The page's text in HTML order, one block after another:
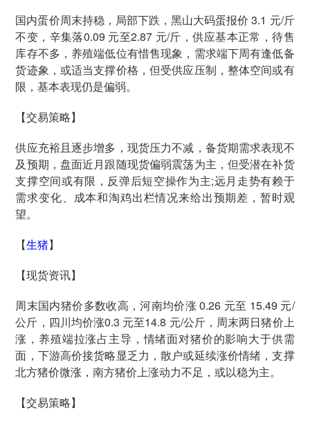
国内蛋价周末持稳，局部下跌，黑山大码蛋报价 3.1 元/斤
不变，辛集落0.09 元至2.87 元/斤，供应基本正常，待售
库存不多，养殖端低位有惜售现象，需求端下周有逢低备
货迹象，或适当支撑价格，但受供应压制，整体空间或有
限，基本表现仍是偏弱。
【交易策略】
供应充裕且逐步增多，现货压力不减，备货期需求表现不
及预期，盘面近月跟随现货偏弱震荡为主，但受潜在补货
支撑空间或有限，反弹后短空操作为主;远月走势有赖于
需求变化、成本和淘鸡出栏情况来给出预期差，暂时观
望。
【生猪】
【现货资讯】
周末国内猪价多数收高，河南均价涨 0.26 元至 15.49 元/
公斤，四川均价涨0.3 元至14.8 元/公斤，周末两日猪价上
涨，养殖端拉涨占主导，情绪面对猪价的影响大于供需
面，下游高价接货略显乏力，散户或延续涨价情绪，支撑
北方猪价微涨，南方猪价上涨动力不足，或以稳为主。
【交易策略】